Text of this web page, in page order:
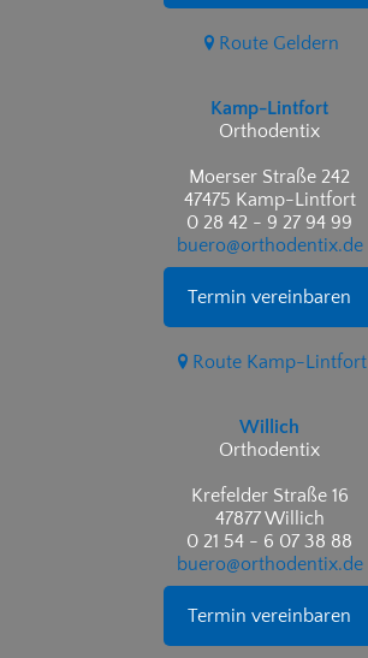
Route Geldern
Kamp-Lintfort
Orthodentix
Moerser Straße 242
47475 Kamp-Lintfort
0 28 42 - 9 27 94 99
buero@orthodentix.de
Termin vereinbaren
Route Kamp-Lintfort
Willich
Orthodentix
Krefelder Straße 16
47877 Willich
0 21 54 - 6 07 38 88
buero@orthodentix.de
Termin vereinbaren